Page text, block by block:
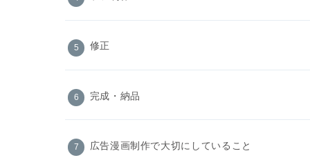
修正
完成・納品
広告漫画制作で大切にしていること